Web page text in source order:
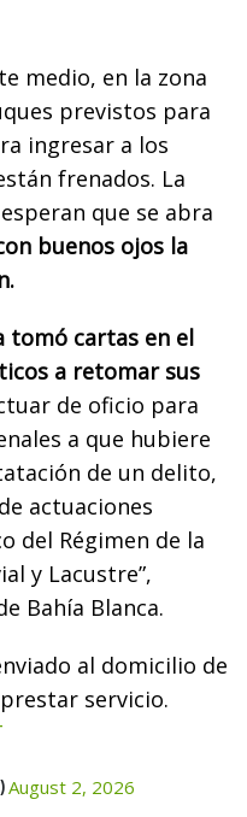
medio, en la zona
previstos para
ingresar a los
frenados. La
que se abra
buenos ojos la
tomó cartas en el
a retomar sus
de oficio para
a que hubiere
de un delito,
actuaciones
del Régimen de la
y Lacustre”,
Bahía Blanca.
al domicilio de
servicio.
August 2, 2026